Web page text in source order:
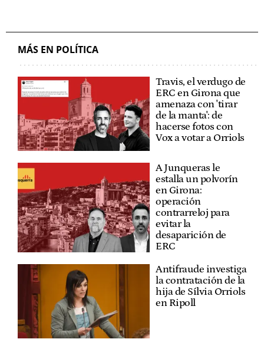
MÁS EN POLÍTICA
Travis, el verdugo de
ERC en Girona que
amenaza con 'tirar
de la manta': de
hacerse fotos con
Vox a votar a Orriols
A Junqueras le
estalla un polvorín
en Girona:
operación
contrarreloj para
evitar la
desaparición de
ERC
Antifraude investiga
la contratación de la
hija de Sílvia Orriols
en Ripoll